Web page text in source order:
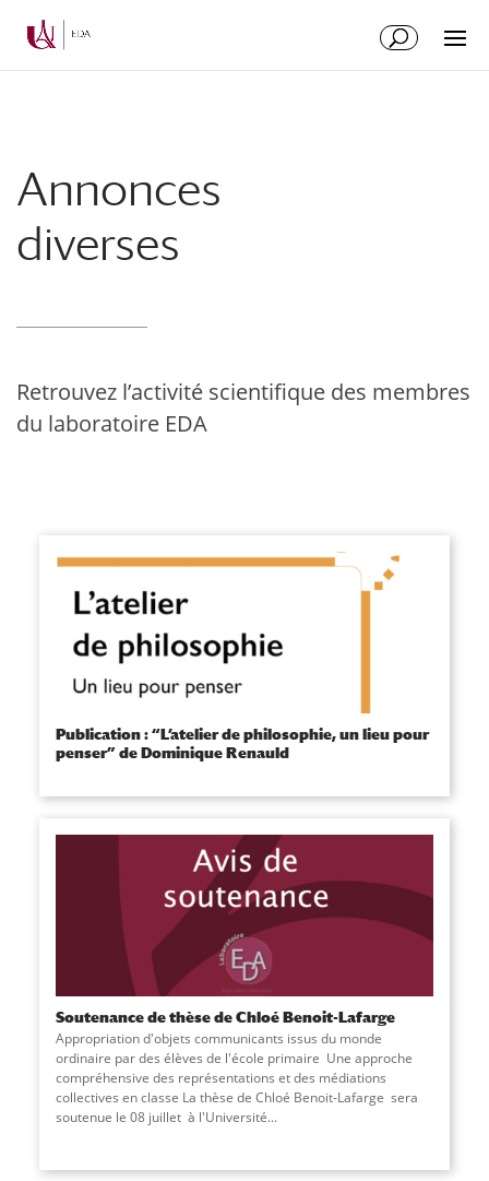
Annonces
diverses
Retrouvez l’activité scientifique des membres
du laboratoire EDA
Publication : “L’atelier de philosophie, un lieu pour
penser” de Dominique Renauld
Soutenance de thèse de Chloé Benoit-Lafarge
Appropriation d'objets communicants issus du monde
ordinaire par des élèves de l'école primaire Une approche
compréhensive des représentations et des médiations
collectives en classe La thèse de Chloé Benoit-Lafarge sera
soutenue le 08 juillet à l'Université...